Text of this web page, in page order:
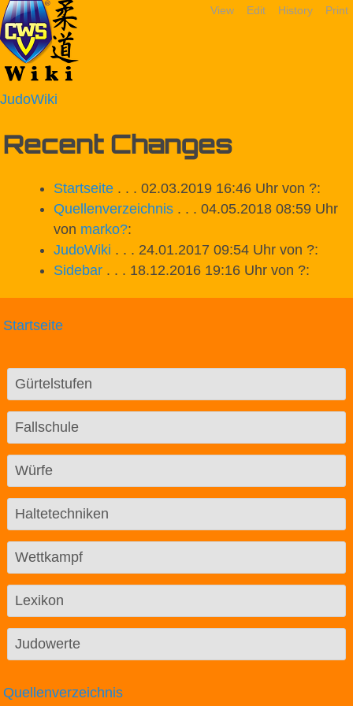
View Edit History Print
JudoWiki
Recent Changes
Startseite . . . 02.03.2019 16:46 Uhr von ?:
Quellenverzeichnis . . . 04.05.2018 08:59 Uhr
von marko?:
JudoWiki . . . 24.01.2017 09:54 Uhr von ?:
Sidebar . . . 18.12.2016 19:16 Uhr von ?:
Startseite
Gürtelstufen
Fallschule
Würfe
Haltetechniken
Wettkampf
Lexikon
Judowerte
Quellenverzeichnis